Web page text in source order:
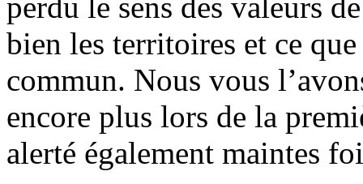
perdu le sens des valeurs
bien les territoires et ce
commun. Nous vous
encore plus lors de la
alerté également maintes